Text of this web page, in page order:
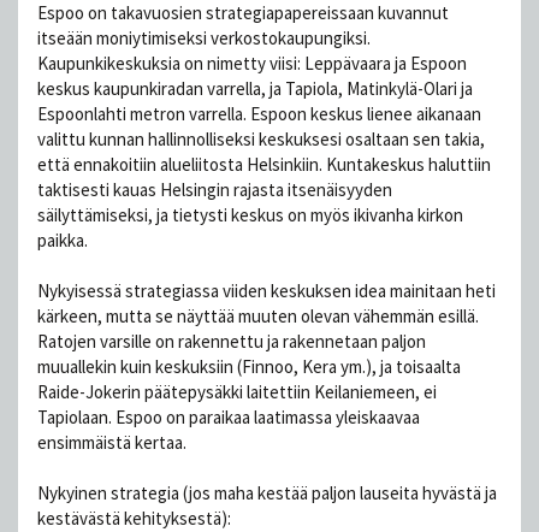
Espoo on takavuosien strategiapapereissaan kuvannut
itseään moniytimiseksi verkostokaupungiksi.
Kaupunkikeskuksia on nimetty viisi: Leppävaara ja Espoon
keskus kaupunkiradan varrella, ja Tapiola, Matinkylä-Olari ja
Espoonlahti metron varrella. Espoon keskus lienee aikanaan
valittu kunnan hallinnolliseksi keskuksesi osaltaan sen takia,
että ennakoitiin alueliitosta Helsinkiin. Kuntakeskus haluttiin
taktisesti kauas Helsingin rajasta itsenäisyyden
säilyttämiseksi, ja tietysti keskus on myös ikivanha kirkon
paikka.
Nykyisessä strategiassa viiden keskuksen idea mainitaan heti
kärkeen, mutta se näyttää muuten olevan vähemmän esillä.
Ratojen varsille on rakennettu ja rakennetaan paljon
muuallekin kuin keskuksiin (Finnoo, Kera ym.), ja toisaalta
Raide-Jokerin päätepysäkki laitettiin Keilaniemeen, ei
Tapiolaan. Espoo on paraikaa laatimassa yleiskaavaa
ensimmäistä kertaa.
Nykyinen strategia (jos maha kestää paljon lauseita hyvästä ja
kestävästä kehityksestä):